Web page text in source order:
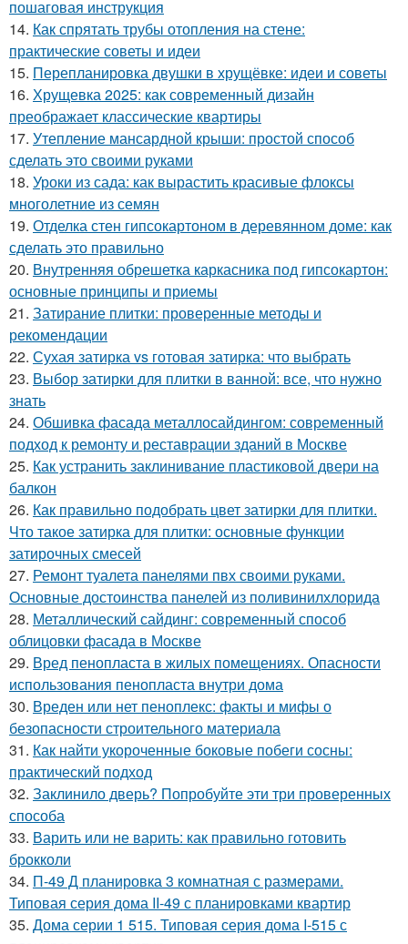
пошаговая инструкция
14. Как спрятать трубы отопления на стене:
практические советы и идеи
15. Перепланировка двушки в хрущёвке: идеи и советы
16. Хрущевка 2025: как современный дизайн
преображает классические квартиры
17. Утепление мансардной крыши: простой способ
сделать это своими руками
18. Уроки из сада: как вырастить красивые флоксы
многолетние из семян
19. Отделка стен гипсокартоном в деревянном доме: как
сделать это правильно
20. Внутренняя обрешетка каркасника под гипсокартон:
основные принципы и приемы
21. Затирание плитки: проверенные методы и
рекомендации
22. Сухая затирка vs готовая затирка: что выбрать
23. Выбор затирки для плитки в ванной: все, что нужно
знать
24. Обшивка фасада металлосайдингом: современный
подход к ремонту и реставрации зданий в Москве
25. Как устранить заклинивание пластиковой двери на
балкон
26. Как правильно подобрать цвет затирки для плитки.
Что такое затирка для плитки: основные функции
затирочных смесей
27. Ремонт туалета панелями пвх своими руками.
Основные достоинства панелей из поливинилхлорида
28. Металлический сайдинг: современный способ
облицовки фасада в Москве
29. Вред пенопласта в жилых помещениях. Опасности
использования пенопласта внутри дома
30. Вреден или нет пеноплекс: факты и мифы о
безопасности строительного материала
31. Как найти укороченные боковые побеги сосны:
практический подход
32. Заклинило дверь? Попробуйте эти три проверенных
способа
33. Варить или не варить: как правильно готовить
брокколи
34. П-49 Д планировка 3 комнатная с размерами.
Типовая серия дома II-49 с планировками квартир
35. Дома серии 1 515. Типовая серия дома I-515 с